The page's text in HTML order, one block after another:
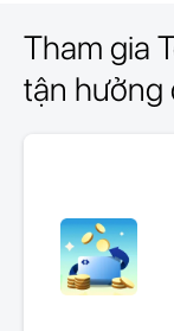
Tham gia
tận hưởng